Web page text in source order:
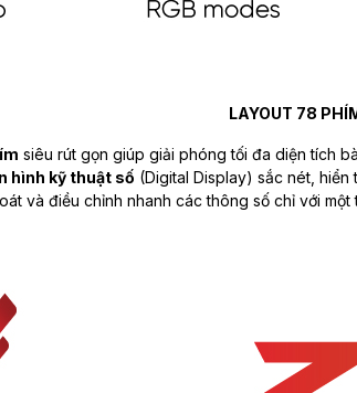
LAYOUT 78
siêu rút gọn giúp giải phóng tối đa diện tích
hình kỹ thuật số (Digital Display) sắc nét,
và điều chỉnh nhanh các thông số chỉ với